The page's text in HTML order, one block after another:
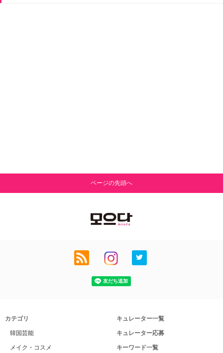
ページの先頭へ
カテゴリ
韓国芸能
メイク・コスメ
キュレーター一覧
キュレーター応募
キーワード一覧